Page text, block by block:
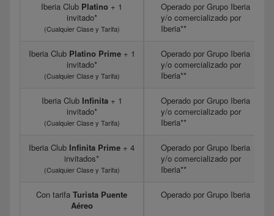
Iberia Club Platino + 1
invitado*
(Cualquier Clase y Tarifa)
Operado por Grupo Iberia
y/o comercializado por
Iberia**
Iberia Club Platino Prime+ 1
invitado*
(Cualquier Clase y Tarifa)
Operado por Grupo Iberia
y/o comercializado por
Iberia**
Iberia Club Infinita+ 1
invitado*
(Cualquier Clase y Tarifa)
Operado por Grupo Iberia
y/o comercializado por
Iberia**
Iberia Club Infinita Prime + 4
invitados*
(Cualquier Clase y Tarifa)
Operado por Grupo Iberia
y/o comercializado por
Iberia**
Con tarifa Turista Puente
Aéreo
Operado por Grupo Iberia